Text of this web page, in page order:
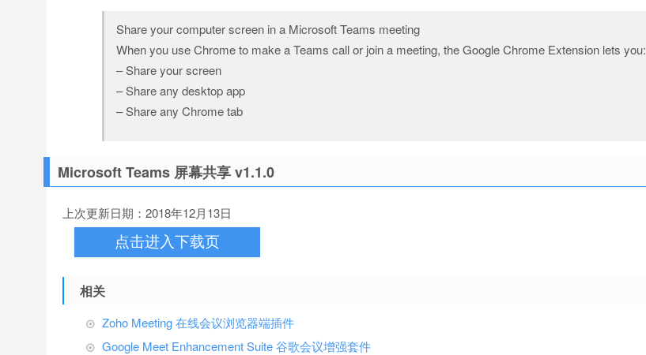
Share your computer screen in a Microsoft Teams meeting
When you use Chrome to make a Teams call or join a meeting, the Google Chrome Extension lets you:
– Share your screen
– Share any desktop app
– Share any Chrome tab
Microsoft Teams 屏幕共享 v1.1.0
上次更新日期：2018年12月13日
点击进入下载页
相关
Zoho Meeting 在线会议浏览器端插件
Google Meet Enhancement Suite 谷歌会议增强套件